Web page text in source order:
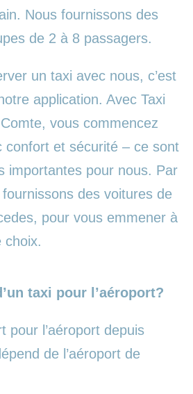
Nous fournissons des
de 2 à 8 passagers.
un taxi avec nous, c’est
application. Avec Taxi
vous commencez
confort et sécurité – ce sont
importantes pour nous. Par
des voitures de
pour vous emmener à
choix.
taxi pour l’aéroport?
pour l’aéroport depuis
de l’aéroport de